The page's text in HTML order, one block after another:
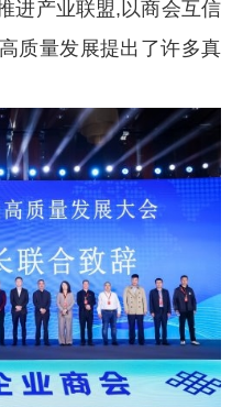
进产业联盟,以商会互信
质量发展提出了许多真